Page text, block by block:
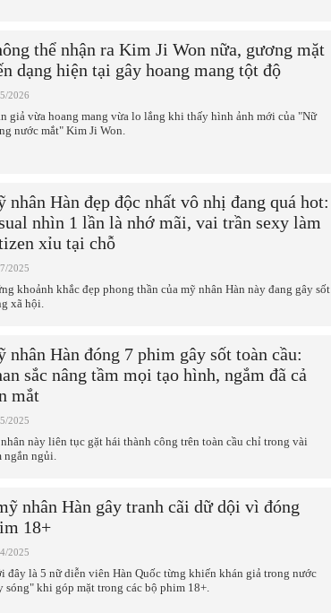
thể nhận ra Kim Ji Won nữa, gương mặt
dạng hiện tại gây hoang mang tột độ
2026
giả vừa hoang mang vừa lo lắng khi thấy hình ảnh mới của "Nữ
nước mắt" Kim Ji Won.
nhân Hàn đẹp độc nhất vô nhị đang quá hot:
nhìn 1 lần là nhớ mãi, vai trần sexy làm
xỉu tại chỗ
2025
khoảnh khắc đẹp phong thần của mỹ nhân Hàn này đang gây sốt
xã hội.
nhân Hàn đóng 7 phim gây sốt toàn cầu:
sắc nâng tầm mọi tạo hình, ngắm đã cả
mắt
2025
này liên tục gặt hái thành công trên toàn cầu chỉ trong vài
ngắn ngủi.
nhân Hàn gây tranh cãi dữ dội vì đóng
18+
2025
đây là 5 nữ diễn viên Hàn Quốc từng khiến khán giả trong nước
sóng" khi góp mặt trong các bộ phim 18+.